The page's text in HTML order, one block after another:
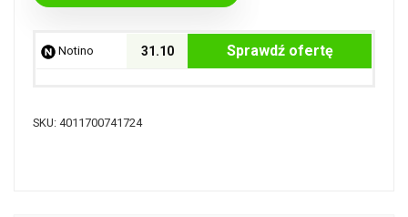
Notino 31.10 Sprawdź ofertę
SKU: 4011700741724